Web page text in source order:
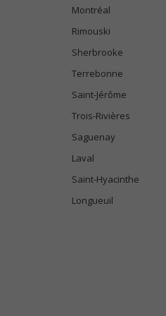
Montréal
Rimouski
Sherbrooke
Terrebonne
Saint-Jérôme
Trois-Rivières
Saguenay
Laval
Saint-Hyacinthe
Longueuil